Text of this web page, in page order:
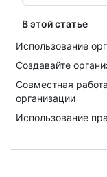
В этой статье
Использование
Создавайте
Совместная
организации
Использование